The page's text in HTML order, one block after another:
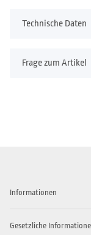
Technische Daten
Frage zum Artikel
Informationen
Gesetzliche